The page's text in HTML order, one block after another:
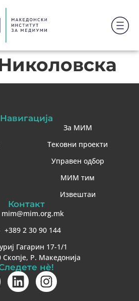
Навигација
За МИМ
Тековни проекти
Управен одбор
МИМ тим
Извештаи
Контакт
mim@mim.org.mk
+389 2 30 90 144
Гагарин 17-1/1
Скопје, Р. Македонија
нè!